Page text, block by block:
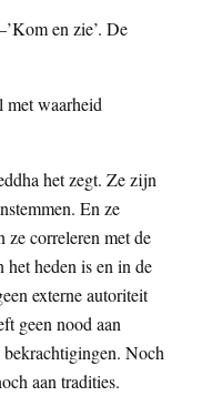
en zie’. De
met waarheid
het zegt. Ze zijn
En ze
ze correleren met de
heden is en in de
externe autoriteit
geen nood aan
bekrachtigingen. Noch
aan tradities.